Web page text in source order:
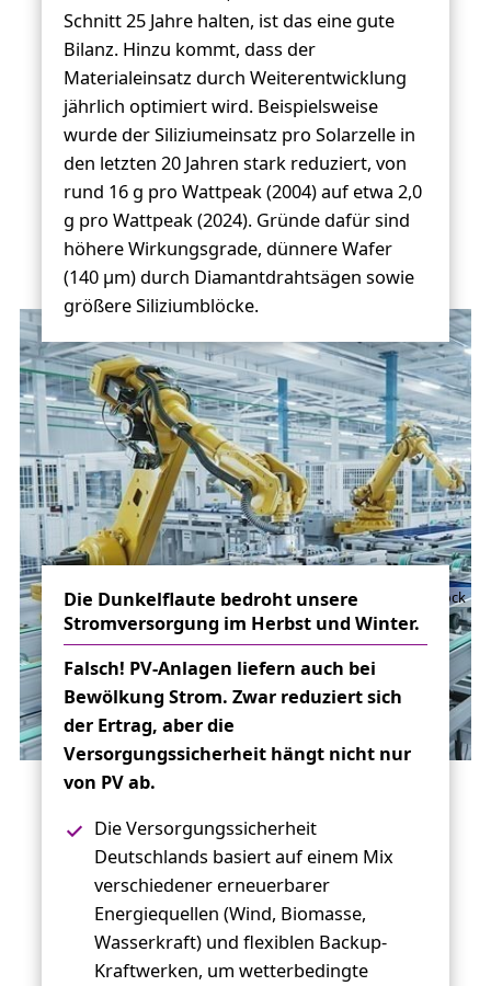
IM Imagery/Adobe Stock
Schnitt 25 Jahre halten, ist das eine gute
Bilanz. Hinzu kommt, dass der
Materialeinsatz durch Weiterentwicklung
jährlich optimiert wird. Beispielsweise
wurde der Siliziumeinsatz pro Solarzelle in
den letzten 20 Jahren stark reduziert, von
rund 16 g pro Wattpeak (2004) auf etwa 2,0
g pro Wattpeak (2024). Gründe dafür sind
höhere Wirkungsgrade, dünnere Wafer
(140 µm) durch Diamantdrahtsägen sowie
größere Siliziumblöcke.
Die Dunkelflaute bedroht unsere
Stromversorgung im Herbst und Winter.
Falsch! PV-Anlagen liefern auch bei
Bewölkung Strom. Zwar reduziert sich
der Ertrag, aber die
Versorgungssicherheit hängt nicht nur
von PV ab.
Die Versorgungssicherheit
Deutschlands basiert auf einem Mix
verschiedener erneuerbarer
Energiequellen (Wind, Biomasse,
Wasserkraft) und flexiblen Backup-
Kraftwerken, um wetterbedingte